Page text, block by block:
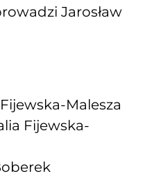
Jarosław
Malesza
Fijewska-